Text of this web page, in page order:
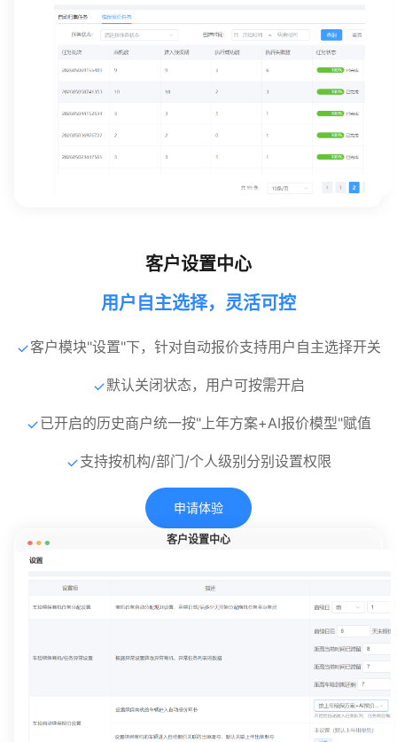
客户设置中心
用户自主选择，灵活可控
客户模块"设置"下，针对自动报价支持用户自主选择开关
默认关闭状态，用户可按需开启
已开启的历史商户统一按"上年方案+AI报价模型"赋值
支持按机构/部门/个人级别分别设置权限
申请体验
客户设置中心